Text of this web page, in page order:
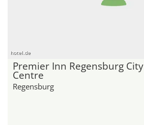
hotel.de
Premier Inn Regensburg City
Centre
Regensburg